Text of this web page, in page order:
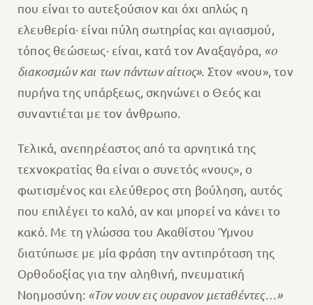
που είναι το αυτεξούσιον και όχι απλώς η
ελευθερία· είναι πύλη σωτηρίας και αγιασμού,
τόπος θεώσεως· είναι, κατά τον Αναξαγόρα, «ο
διακοσμών και των πάντων αίτιος». Στον «νου», τον
πυρήνα της υπάρξεως, σκηνώνει ο Θεός και
συναντιέται με τον άνθρωπο.
Τελικά, ανεπηρέαστος από τα αρνητικά της
τεχνοκρατίας θα είναι ο συνετός «νους», ο
φωτισμένος και ελεύθερος στη βούληση, αυτός
που επιλέγει το καλό, αν και μπορεί να κάνει το
κακό. Με τη γλώσσα του Ακαθίστου Ύμνου
διατύπωσε με μία φράση την αντιπρόταση της
Ορθοδοξίας για την αληθινή, πνευματική
Νοημοσύνη: «Τον νουν εις ουρανον μεταθέντες…»